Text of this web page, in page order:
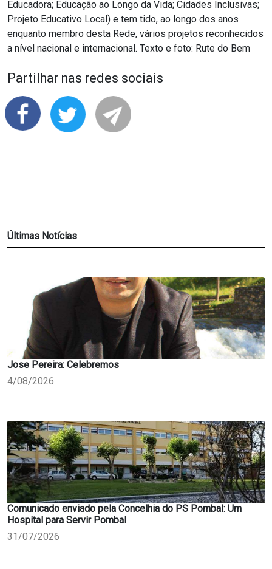
Educadora; Educação ao Longo da Vida; Cidades Inclusivas;
Projeto Educativo Local) e tem tido, ao longo dos anos
enquanto membro desta Rede, vários projetos reconhecidos
a nível nacional e internacional. Texto e foto: Rute do Bem
Partilhar nas redes sociais
Últimas Notícias
Jose Pereira: Celebremos
4/08/2026
Comunicado enviado pela Concelhia do PS Pombal: Um
Hospital para Servir Pombal
31/07/2026